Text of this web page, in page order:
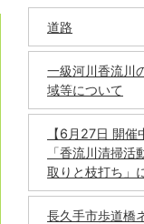
道路
一級河川香流川
域等について
【6月27日 開
「香流川清掃
取りと枝打ち」
長久手市歩道橋